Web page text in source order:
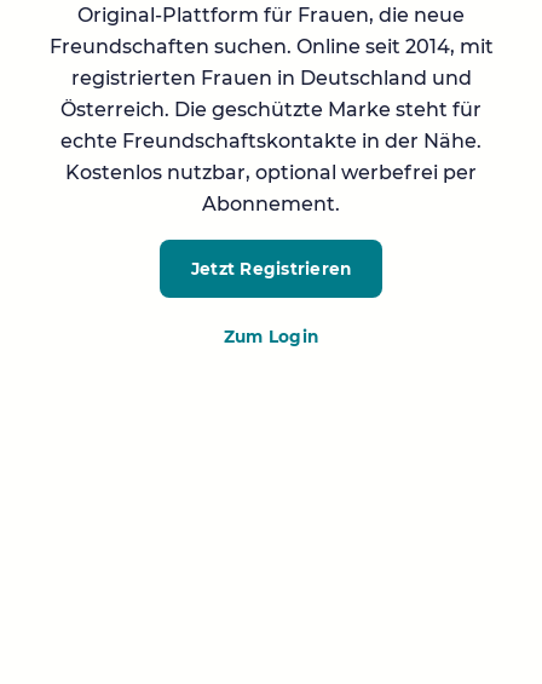
Original-Plattform für Frauen, die neue
Freundschaften suchen. Online seit 2014, mit
registrierten Frauen in Deutschland und
Österreich. Die geschützte Marke steht für
echte Freundschaftskontakte in der Nähe.
Kostenlos nutzbar, optional werbefrei per
Abonnement.
Jetzt Registrieren
Zum Login